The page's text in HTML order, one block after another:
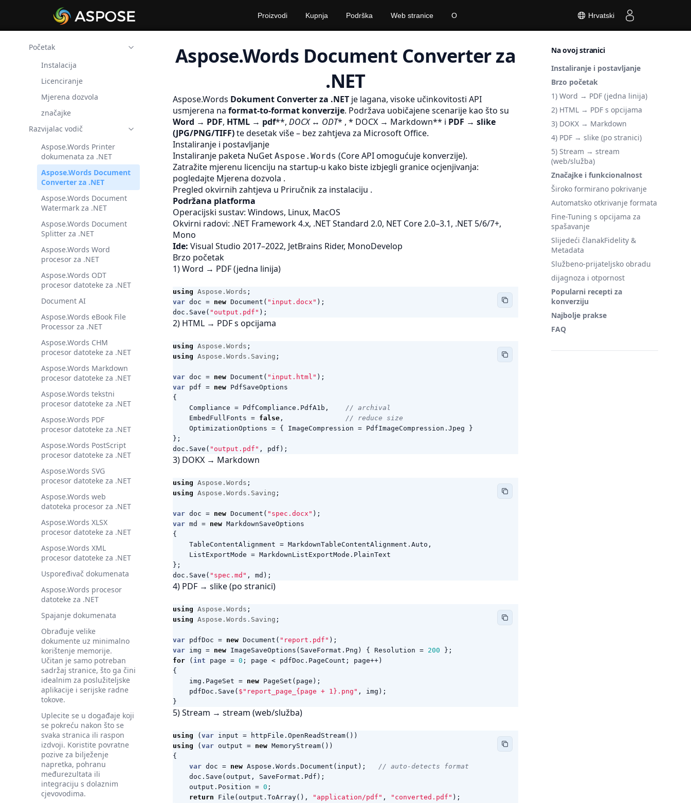
Hrvatski
Proizvodi Kupnja Podrška Web stranice O
Početak
Instalacija
Licenciranje
Mjerena dozvola
značajke
Razvijalac vodič
Aspose.Words Printer
dokumenata za .NET
Aspose.Words Document
Converter za .NET
Aspose.Words Document
Watermark za .NET
Aspose.Words Document
Splitter za .NET
Aspose.Words Word
procesor za .NET
Aspose.Words ODT
procesor datoteke za .NET
Document AI
Aspose.Words eBook File
Processor za .NET
Aspose.Words CHM
procesor datoteke za .NET
Aspose.Words Markdown
procesor datoteke za .NET
Aspose.Words tekstni
procesor datoteke za .NET
Aspose.Words PDF
procesor datoteke za .NET
Aspose.Words PostScript
procesor datoteke za .NET
Aspose.Words SVG
procesor datoteke za .NET
Aspose.Words web
datoteka procesor za .NET
Aspose.Words XLSX
procesor datoteke za .NET
Aspose.Words XML
procesor datoteke za .NET
Uspoređivač dokumenata
Aspose.Words procesor
datoteke za .NET
Spajanje dokumenata
Obrađuje velike
dokumente uz minimalno
korištenje memorije.
Učitan je samo potreban
sadržaj stranice, što ga čini
idealnim za poslužiteljske
aplikacije i serijske radne
tokove.
Uplecite se u događaje koji
se pokreću nakon što se
svaka stranica ili raspon
izdvoji. Koristite povratne
pozive za bilježenje
napretka, pohranu
međurezultata ili
integraciju s dolaznim
cjevovodima.
Na ovoj stranici
Instaliranje i postavljanje
Brzo početak
1) Word → PDF (jedna linija)
2) HTML → PDF s opcijama
3) DOKX → Markdown
4) PDF → slike (po stranici)
5) Stream → stream
(web/služba)
Značajke i funkcionalnost
Široko formirano pokrivanje
Automatsko otkrivanje formata
Fine-Tuning s opcijama za
spašavanje
Slijedeći članakFidelity &
Metadata
Službeno-prijateljsko obradu
dijagnoza i otpornost
Popularni recepti za
konverziju
Najbolje prakse
FAQ
Aspose.Words Document Converter za
.NET
Aspose.Words Dokument Converter za .NET je lagana, visoke učinkovitosti API
usmjerena na format-to-format konverzije. Podržava uobičajene scenarije kao što su
Word → PDF, HTML → pdf**, DOCX ↔ ODT* , * DOCX → Markdown** i PDF → slike
(JPG/PNG/TIFF)te desetak više – bez zahtjeva za Microsoft Office.
Instaliranje i postavljanje
Instaliranje paketa NuGet Aspose.Words (Core API omogućuje konverzije).
Zatražite mjerenu licenciju na startup-u kako biste izbjegli granice ocjenjivanja:
pogledajte Mjerena dozvola .
Pregled okvirnih zahtjeva u Priručnik za instalaciju .
Podržana platforma
Operacijski sustav: Windows, Linux, MacOS
Okvirni radovi: .NET Framework 4.x, .NET Standard 2.0, NET Core 2.0–3.1, .NET 5/6/7+,
Mono
Ide: Visual Studio 2017–2022, JetBrains Rider, MonoDevelop
Brzo početak
1) Word → PDF (jedna linija)
using Aspose.Words ;
var doc = new Document ( "input.docx" );
doc . Save ( "output.pdf" );
2) HTML → PDF s opcijama
using Aspose.Words ;
using Aspose.Words.Saving ;
var doc = new Document ( "input.html" );
var pdf = new PdfSaveOptions
{
Compliance = PdfCompliance . PdfA1b ,
// archival
EmbedFullFonts = false ,
// reduce size
OptimizationOptions = { ImageCompression = PdfImageCompression . Jpeg
}
};
doc . Save ( "output.pdf" , pdf );
3) DOKX → Markdown
using Aspose.Words ;
using Aspose.Words.Saving ;
var doc = new Document ( "spec.docx" );
var md = new MarkdownSaveOptions
{
TableContentAlignment = MarkdownTableContentAlignment . Auto ,
ListExportMode = MarkdownListExportMode . PlainText
};
doc . Save ( "spec.md" , md );
4) PDF → slike (po stranici)
using Aspose.Words ;
using Aspose.Words.Saving ;
var pdfDoc = new Document ( "report.pdf" );
var img = new ImageSaveOptions ( SaveFormat . Png ) { Resolution = 200
};
for
( int page = 0 ; page < pdfDoc . PageCount ; page++)
{
img . PageSet = new PageSet ( page );
pdfDoc . Save ( $"report_page_{page + 1}.png" , img );
}
5) Stream → stream (web/služba)
using ( var input = httpFile . OpenReadStream())
using
( var output = new MemoryStream())
{
var doc = new Aspose . Words . Document ( input );
// auto-detects format
doc . Save ( output , SaveFormat . Pdf );
output . Position = 0 ;
return
File ( output . ToArray(), "application/pdf" , "converted.pdf" );